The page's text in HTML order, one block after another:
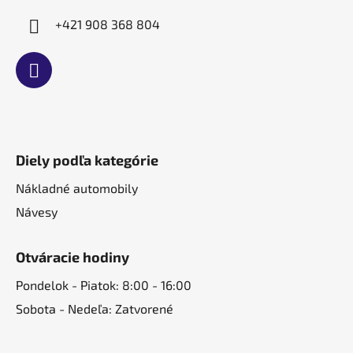
+421 908 368 804
Diely podľa kategórie
Nákladné automobily
Návesy
Otváracie hodiny
Pondelok - Piatok: 8:00 - 16:00
Sobota - Nedeľa: Zatvorené